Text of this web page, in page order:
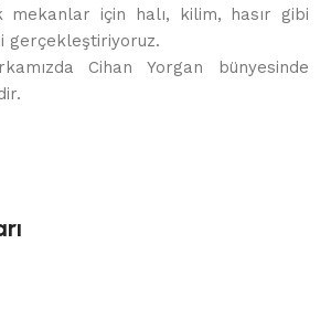
mekanlar için halı, kilim, hasır gibi
gerçekleştiriyoruz.
Cihan Yorgan bünyesinde